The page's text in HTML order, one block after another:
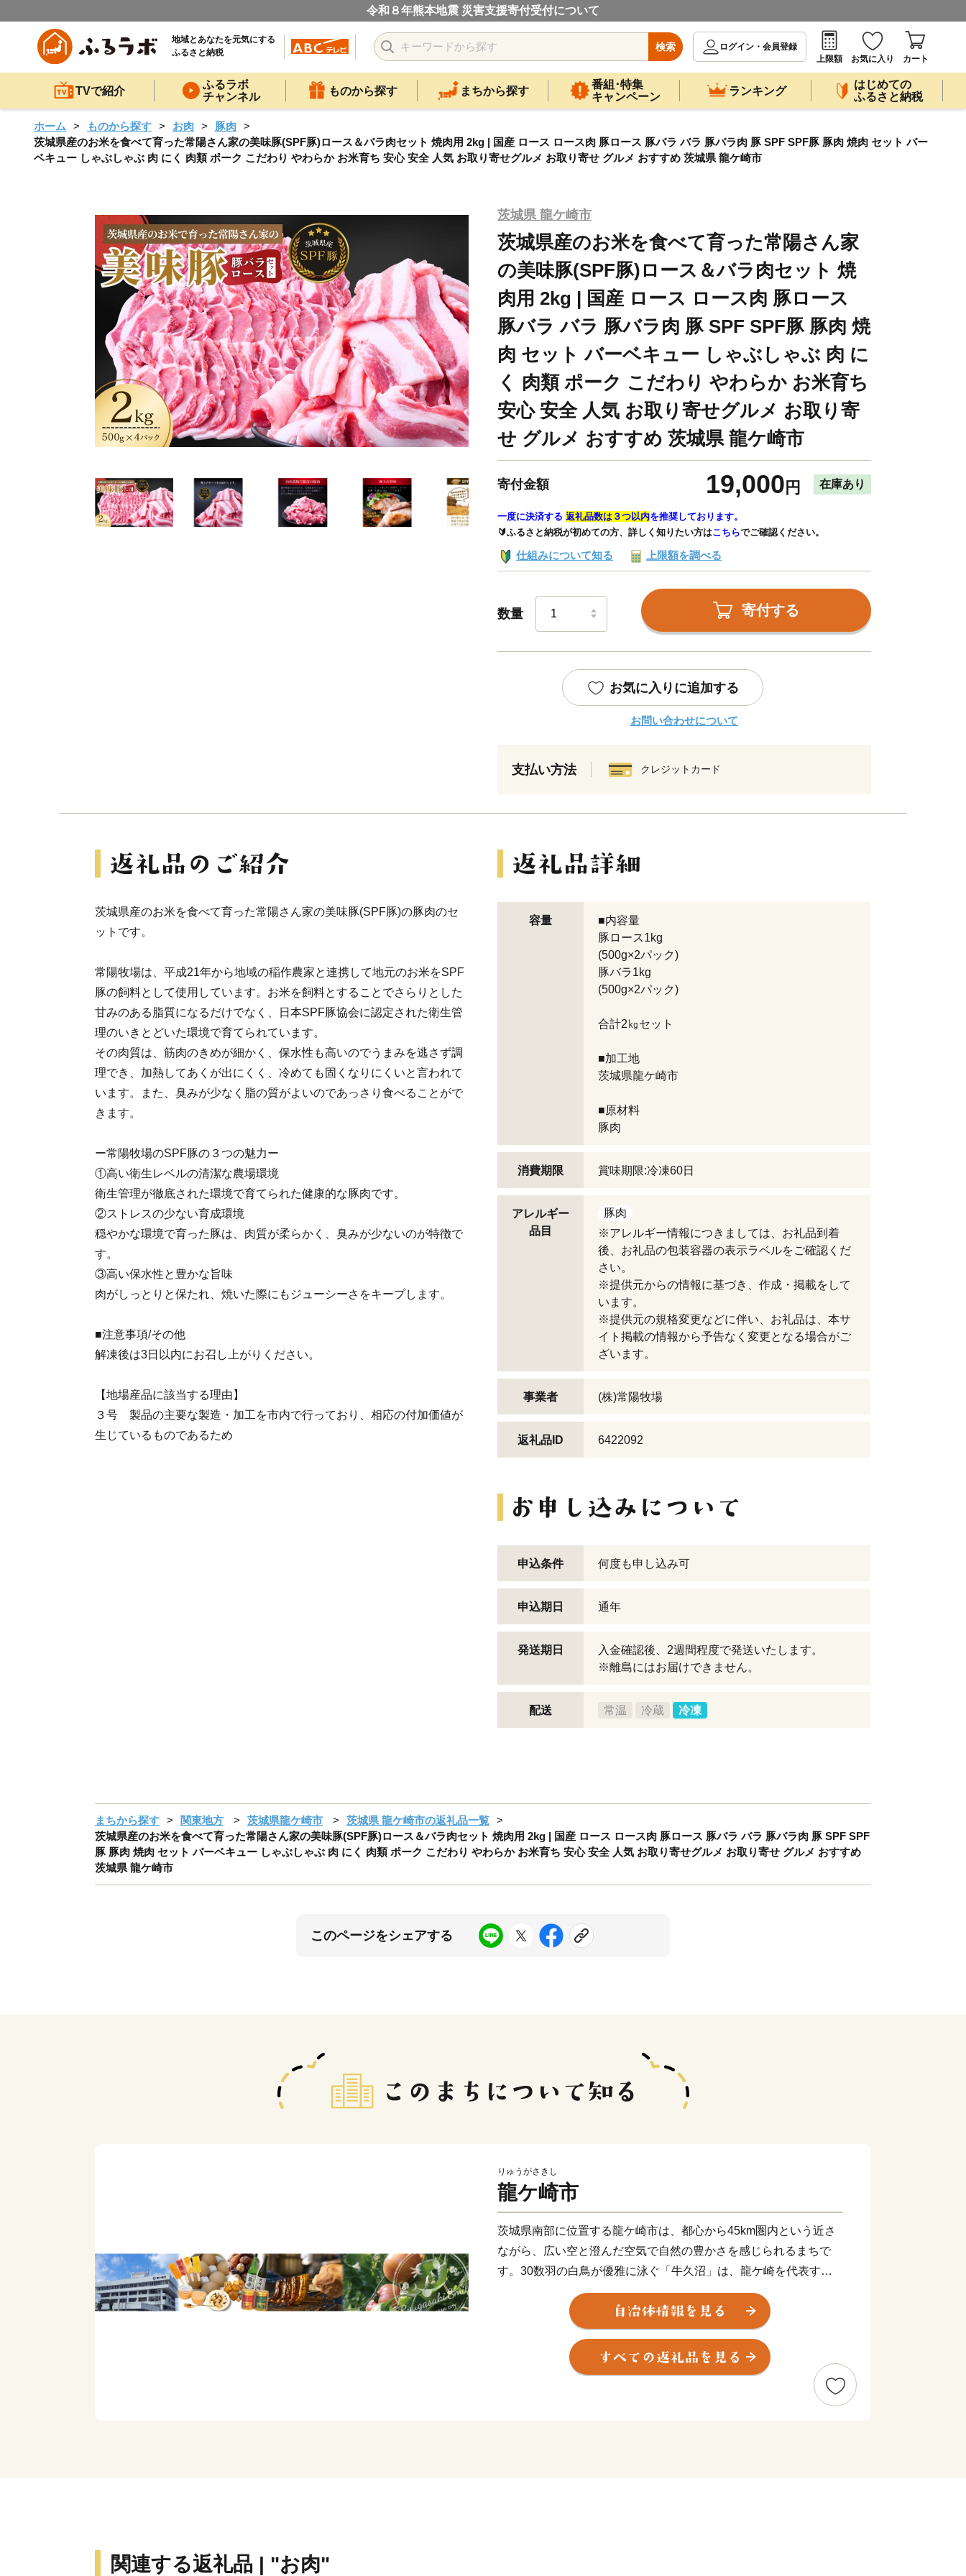
令和８年熊本地震 災害支援寄付受付について
地域とあなたを元気にする
ふるさと納税
検索
ログイン・会員登録
上限額
お気に入り カート
TVで紹介
ふるラボ
チャンネル
ものから探す まちから探す
番組･特集
キャンペーン
ランキング
はじめての
ふるさと納税
ホーム ものから探す お肉
豚肉
茨城県産のお米を食べて育った常陽さん家の美味豚(SPF豚)ロース＆バラ肉セット 焼肉用 2kg | 国産 ロース ロース肉 豚ロース 豚バラ バラ 豚バラ肉 豚 SPF SPF豚 豚肉 焼肉 セット バー
ベキュー しゃぶしゃぶ 肉 にく 肉類 ポーク こだわり やわらか お米育ち 安心 安全 人気 お取り寄せグルメ お取り寄せ グルメ おすすめ 茨城県 龍ケ崎市
茨城県 龍ケ崎市
茨城県産のお米を食べて育った常陽さん家
の美味豚(SPF豚)ロース＆バラ肉セット 焼
肉用 2kg | 国産 ロース ロース肉 豚ロース
豚バラ バラ 豚バラ肉 豚 SPF SPF豚 豚肉 焼
肉 セット バーベキュー しゃぶしゃぶ 肉 に
く 肉類 ポーク こだわり やわらか お米育ち
安心 安全 人気 お取り寄せグルメ お取り寄
せ グルメ おすすめ 茨城県 龍ケ崎市
寄付金額 19,000 円 在庫あり
一度に決済する 返礼品数は３つ以内を推奨しております。
🔰ふるさと納税が初めての方、詳しく知りたい方はこちらでご確認ください。
仕組みについて知る 上限額を調べる
数量 寄付する
お気に入りに追加する
お問い合わせについて
支払い方法 クレジットカード
茨城県産のお米を食べて育った常陽さん家の美味豚(SPF豚)の豚肉のセ
ットです。
常陽牧場は、平成21年から地域の稲作農家と連携して地元のお米をSPF
豚の飼料として使用しています。お米を飼料とすることでさらりとした
甘みのある脂質になるだけでなく、日本SPF豚協会に認定された衛生管
理のいきとどいた環境で育てられています。
その肉質は、筋肉のきめが細かく、保水性も高いのでうまみを逃さず調
理でき、加熱してあくが出にくく、冷めても固くなりにくいと言われて
います。また、臭みが少なく脂の質がよいのであっさり食べることがで
きます。
ー常陽牧場のSPF豚の３つの魅力ー
①高い衛生レベルの清潔な農場環境
衛生管理が徹底された環境で育てられた健康的な豚肉です。
②ストレスの少ない育成環境
穏やかな環境で育った豚は、肉質が柔らかく、臭みが少ないのが特徴で
す。
③高い保水性と豊かな旨味
肉がしっとりと保たれ、焼いた際にもジューシーさをキープします。
■注意事項/その他
解凍後は3日以内にお召し上がりください。
【地場産品に該当する理由】
３号 製品の主要な製造・加工を市内で行っており、相応の付加価値が
生じているものであるため
容量
■内容量
豚ロース1kg
(500g×2パック)
豚バラ1kg
(500g×2パック)
合計2㎏セット
■加工地
茨城県龍ケ崎市
■原材料
豚肉
消費期限 賞味期限:冷凍60日
アレルギー
品目
豚肉
※アレルギー情報につきましては、お礼品到着
後、お礼品の包装容器の表示ラベルをご確認くだ
さい。
※提供元からの情報に基づき、作成・掲載をして
います。
※提供元の規格変更などに伴い、お礼品は、本サ
イト掲載の情報から予告なく変更となる場合がご
ざいます。
事業者 (株)常陽牧場
返礼品ID 6422092
申込条件 何度も申し込み可
申込期日 通年
発送期日
入金確認後、2週間程度で発送いたします。
※離島にはお届けできません。
配送 常温 冷蔵 冷凍
まちから探す 関東地方 茨城県龍ケ崎市
茨城県 龍ケ崎市の返礼品一覧
茨城県産のお米を食べて育った常陽さん家の美味豚(SPF豚)ロース＆バラ肉セット 焼肉用 2kg | 国産 ロース ロース肉 豚ロース 豚バラ バラ 豚バラ肉 豚 SPF SPF
豚 豚肉 焼肉 セット バーベキュー しゃぶしゃぶ 肉 にく 肉類 ポーク こだわり やわらか お米育ち 安心 安全 人気 お取り寄せグルメ お取り寄せ グルメ おすすめ
茨城県 龍ケ崎市
このページをシェアする
りゅうがさきし
龍ケ崎市
茨城県南部に位置する龍ケ崎市は、都心から45km圏内という近さ
ながら、広い空と澄んだ空気で自然の豊かさを感じられるまちで
す。30数羽の白鳥が優雅に泳ぐ「牛久沼」は、龍ケ崎を代表する
自然環境のひとつ。
また、「まち全体で子どもを育てたい！そして子育てを支えた
い！」そんな想いを実現するべく、結婚、妊娠、出産、育児、教
育、それぞれのステージに応じたさまざまな支援策を展開していま
す。そして、これからも「子どもを産み、育てるなら龍ケ崎」と思
関連する返礼品 | "お肉"